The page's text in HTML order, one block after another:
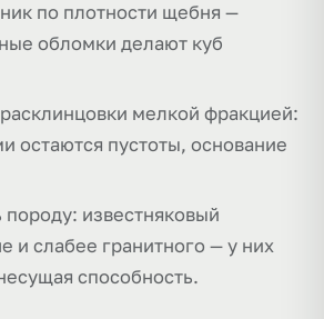
по плотности щебня —
обломки делают куб
мелкой фракцией:
остаются пустоты, основание
породу: известняковый
и слабее гранитного — у них
способность.